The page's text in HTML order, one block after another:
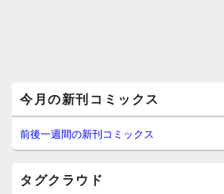
イ
ン
サ
イ
今月の新刊コミックス
前後一週間の新刊コミックス
タグクラウド